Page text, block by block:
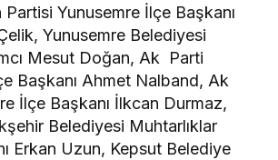
Yunusemre İlçe Başkanı
Yunusemre Belediyesi
Mesut Doğan, Ak Parti
Başkanı Ahmet Nalband, Ak
İlçe Başkanı İlkcan Durmaz,
Belediyesi Muhtarlıklar
Erkan Uzun, Kepsut Belediye